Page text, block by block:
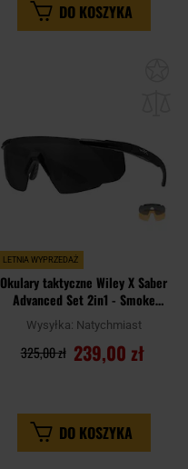
DO KOSZYKA
LETNIA WYPRZEDAŻ
Okulary taktyczne Wiley X Saber
Advanced Set 2in1 - Smoke
Grey/Light Rust/Matte Black
Wysyłka: Natychmiast
239,00 zł
325,00 zł
DO KOSZYKA